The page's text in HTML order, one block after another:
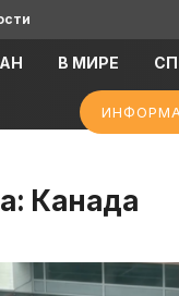
В МИРЕ
Канада